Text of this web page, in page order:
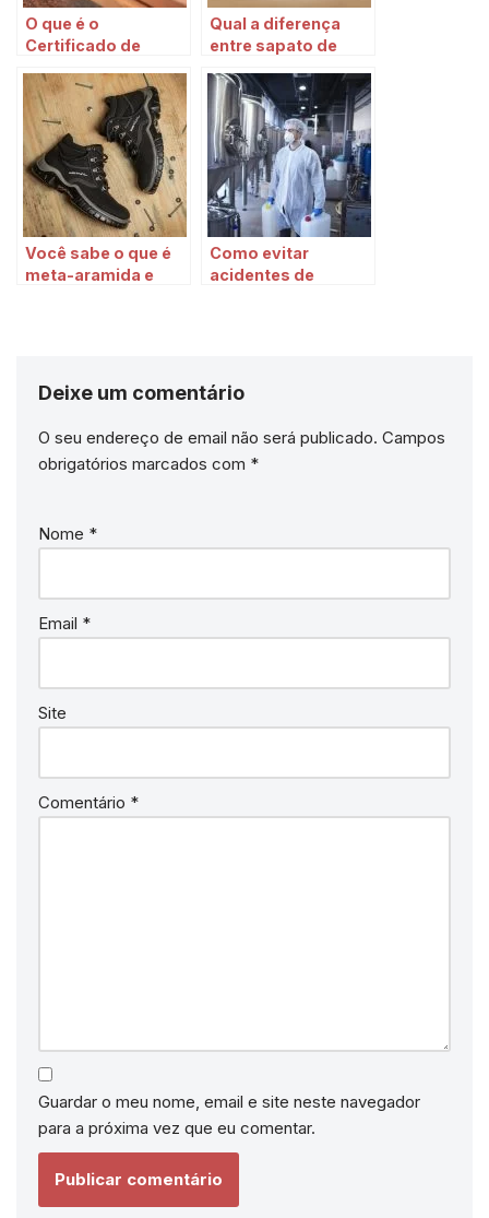
O que é o
Certificado de
Qual a diferença
entre sapato de
eletricista e
antiestáticos-
dissipativos?
Você sabe o que é
meta-aramida e
Como evitar
acidentes de
Deixe um comentário
O seu endereço de email não será publicado. Campos
obrigatórios marcados com *
Nome *
Email *
Site
Comentário *
Guardar o meu nome, email e site neste navegador
para a próxima vez que eu comentar.